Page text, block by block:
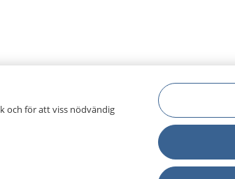
och för att viss nödvändig